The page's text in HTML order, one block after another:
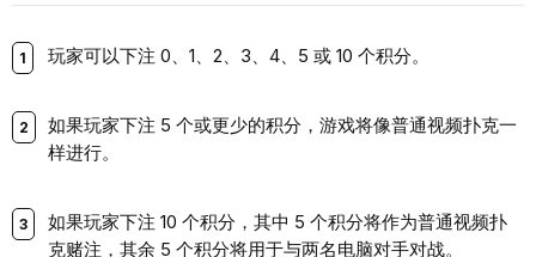
玩家可以下注 0、1、2、3、4、5 或 10 个积分。
如果玩家下注 5 个或更少的积分，游戏将像普通视频扑克一
样进行。
如果玩家下注 10 个积分，其中 5 个积分将作为普通视频扑
克赌注，其余 5 个积分将用于与两名电脑对手对战。